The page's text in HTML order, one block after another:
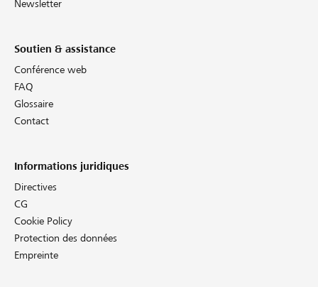
Newsletter
Soutien & assistance
Conférence web
FAQ
Glossaire
Contact
Informations juridiques
Directives
CG
Cookie Policy
Protection des données
Empreinte